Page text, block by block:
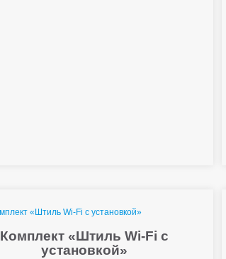
Комплект «Штиль Wi-Fi с
установкой»